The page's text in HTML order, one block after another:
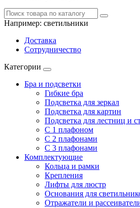
Например: светильники
Доставка
Сотрудничество
Категории
Бра и подсветки
Гибкие бра
Подсветка для зеркал
Подсветка для картин
Подсветка для лестниц и
С 1 плафоном
С 2 плафонами
С 3 плафонами
Комплектующие
Кольца и рамки
Крепления
Лифты для люстр
Основания для
Отражатели и